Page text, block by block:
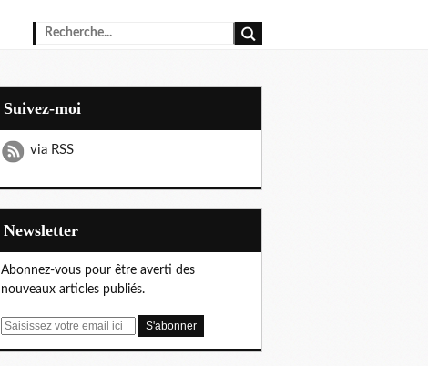
Suivez-moi
via RSS
Newsletter
Abonnez-vous pour être averti des
nouveaux articles publiés.
E